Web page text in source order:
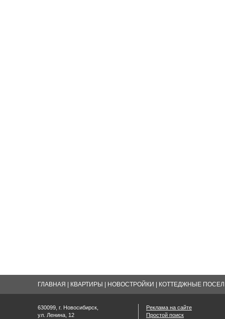
ГЛАВНАЯ КВАРТИРЫ НОВОСТРОЙКИ КОТТЕДЖНЫЕ
630099, г. Новосибирск,
ул. Ленина, 12
Реклама на сайте
Простой поиск